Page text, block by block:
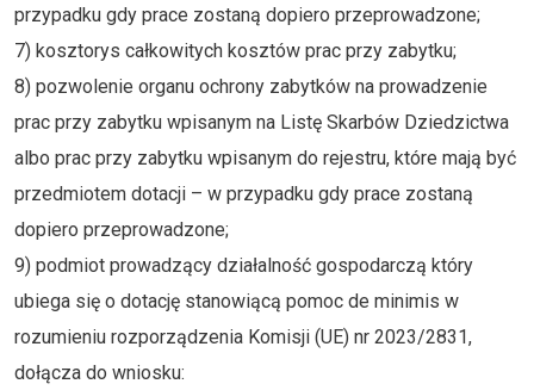
przypadku gdy prace zostaną dopiero przeprowadzone;
7) kosztorys całkowitych kosztów prac przy zabytku;
8) pozwolenie organu ochrony zabytków na prowadzenie
prac przy zabytku wpisanym na Listę Skarbów Dziedzictwa
albo prac przy zabytku wpisanym do rejestru, które mają być
przedmiotem dotacji – w przypadku gdy prace zostaną
dopiero przeprowadzone;
9) podmiot prowadzący działalność gospodarczą który
ubiega się o dotację stanowiącą pomoc de minimis w
rozumieniu rozporządzenia Komisji (UE) nr 2023/2831,
dołącza do wniosku: